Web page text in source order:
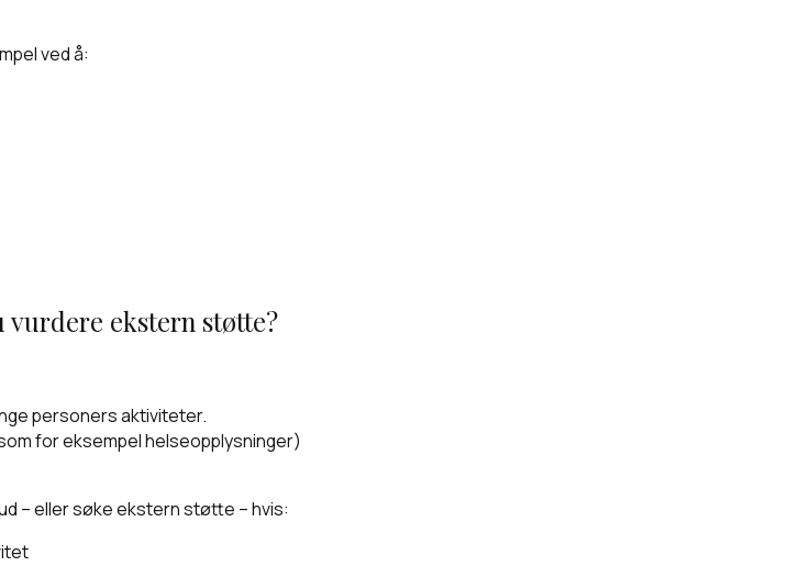
ved å:
vurdere ekstern støtte?
personers aktiviteter.
for eksempel helseopplysninger)
– eller søke ekstern støtte – hvis: